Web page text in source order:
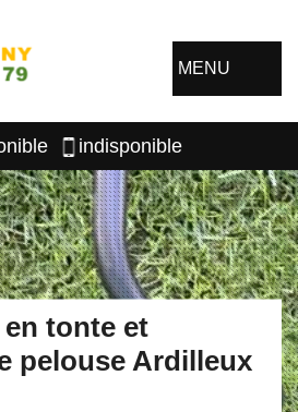
MENU
indisponible
tonte et
pelouse Ardilleux